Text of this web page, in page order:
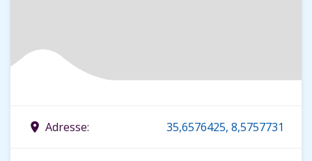
place Adresse: 35,6576425, 8,5757731